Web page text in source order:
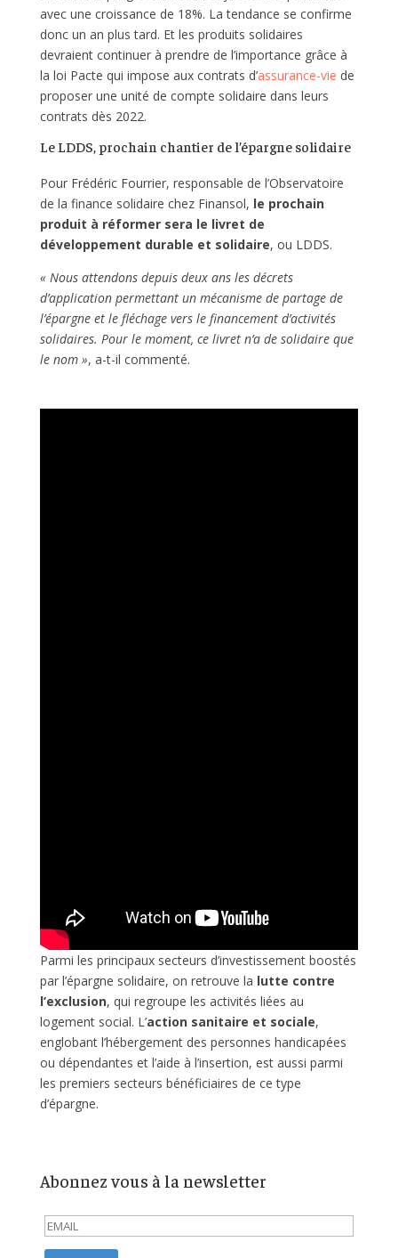
avec une croissance de 18%. La tendance se confirme
donc un an plus tard. Et les produits solidaires
devraient continuer à prendre de l’importance grâce à
la loi Pacte qui impose aux contrats d’assurance-vie de
proposer une unité de compte solidaire dans leurs
contrats dès 2022.
Le LDDS, prochain chantier de l’épargne solidaire
Pour Frédéric Fourrier, responsable de l’Observatoire
de la finance solidaire chez Finansol, le prochain
produit à réformer sera le livret de
développement durable et solidaire, ou LDDS.
« Nous attendons depuis deux ans les décrets
d’application permettant un mécanisme de partage de
l’épargne et le fléchage vers le financement d’activités
solidaires. Pour le moment, ce livret n’a de solidaire que
le nom », a-t-il commenté.
Parmi les principaux secteurs d’investissement boostés
par l’épargne solidaire, on retrouve la lutte contre
l’exclusion, qui regroupe les activités liées au
logement social. L’action sanitaire et sociale,
englobant l’hébergement des personnes handicapées
ou dépendantes et l’aide à l’insertion, est aussi parmi
les premiers secteurs bénéficiaires de ce type
d’épargne.
Abonnez vous à la newsletter